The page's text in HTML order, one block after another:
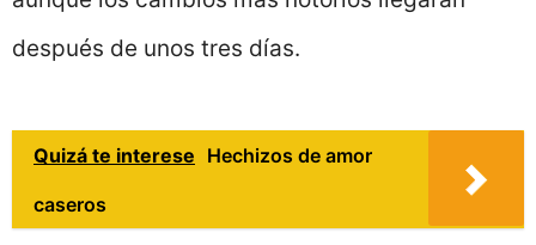
después de unos tres días.
Quizá te interese Hechizos de amor
caseros